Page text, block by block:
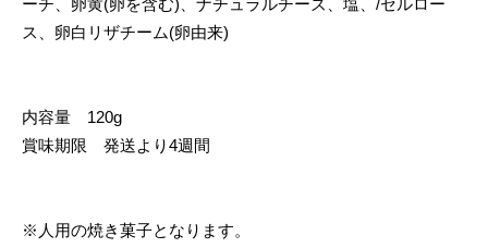
ーチ、卵黄(卵を含む)、ナチュラルチーズ、塩、/セルロー
ス、卵白リザチーム(卵由来)
内容量 120g
賞味期限 発送より4週間
※人用の焼き菓子となります。